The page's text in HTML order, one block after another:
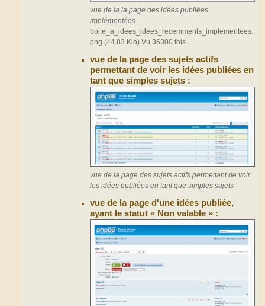
vue de la la page des idées publiées
implémentées
boite_a_idees_idees_recemments_implementees.
png (44.83 Kio) Vu 36300 fois
vue de la page des sujets actifs
permettant de voir les idées publiées en
tant que simples sujets :
vue de la page des sujets actifs permettant de voir
les idées publiées en tant que simples sujets
vue de la page d'une idées publiée,
ayant le statut « Non valable » :